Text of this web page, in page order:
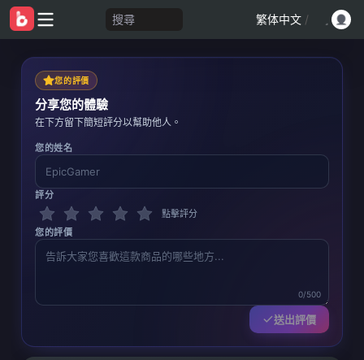
搜尋 繁体中文 /
您的評價
分享您的體驗
在下方留下簡短評分以幫助他人。
您的姓名
評分
點擊評分
您的評價
0/500
送出評價